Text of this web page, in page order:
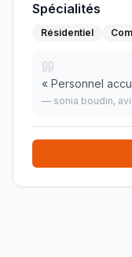
Spécialités
Résidentiel
« Personnel
— sonia boudin,